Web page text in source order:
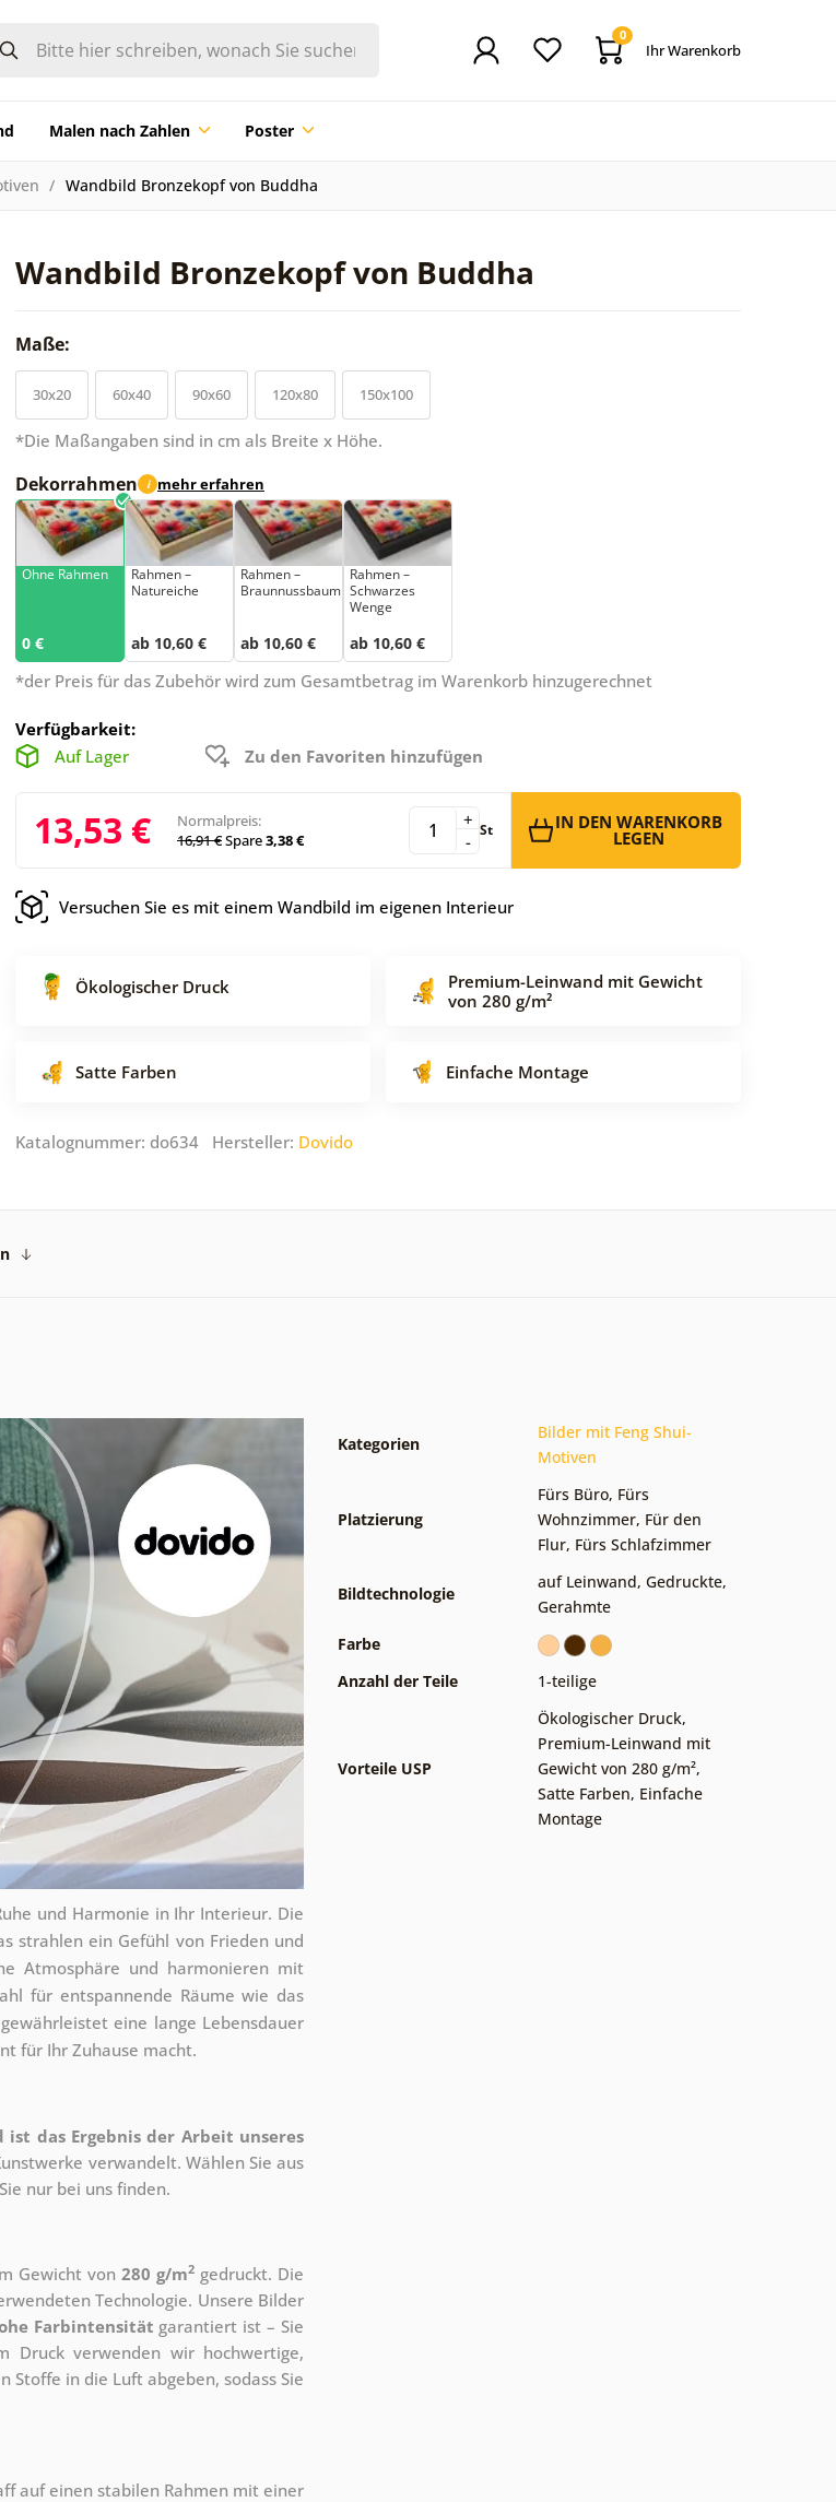
0
Ihr Warenkorb
Malen nach Zahlen Poster
Wandbild Bronzekopf von Buddha
Wandbild Bronzekopf von Buddha
Maße:
30x20 60x40 90x60 120x80 150x100
*Die Maßangaben sind in cm als Breite x Höhe.
Dekorrahmen i mehr erfahren
Ohne Rahmen
0 €
Rahmen –
Natureiche
ab 10,60 €
Rahmen –
Braunnussbaum
ab 10,60 €
Rahmen –
Schwarzes
Wenge
ab 10,60 €
*der Preis für das Zubehör wird zum Gesamtbetrag im Warenkorb hinzugerechnet
Verfügbarkeit:
Auf Lager
Zu den Favoriten hinzufügen
13,53 €
Normalpreis:
16,91 €Spare3,38 € -
+ St IN DEN WARENKORB
LEGEN
Versuchen Sie es mit einem Wandbild im eigenen Interieur
Ökologischer Druck
Premium-Leinwand mit Gewicht
von 280 g/m²
Satte Farben Einfache Montage
Katalognummer: do634 Hersteller: Dovido
und Harmonie in Ihr Interieur. Die
strahlen ein Gefühl von Frieden und
Atmosphäre und harmonieren mit
für entspannende Räume wie das
eine lange Lebensdauer
für Ihr Zuhause macht.
ist das Ergebnis der Arbeit unseres
verwandelt. Wählen Sie aus
nur bei uns finden.
Gewicht von 280 g/m2 gedruckt. Die
Technologie. Unsere Bilder
Farbintensität garantiert ist – Sie
Druck verwenden wir hochwertige,
Stoffe in die Luft abgeben, sodass Sie
auf einen stabilen Rahmen mit einer
Kategorien
Bilder mit Feng Shui-
Motiven
Platzierung
Fürs Büro, Fürs
Wohnzimmer, Für den
Flur, Fürs Schlafzimmer
Bildtechnologie
auf Leinwand, Gedruckte,
Gerahmte
Farbe
Anzahl der Teile
1-teilige
Vorteile USP
Ökologischer Druck,
Premium-Leinwand mit
Gewicht von 280 g/m²,
Satte Farben, Einfache
Montage